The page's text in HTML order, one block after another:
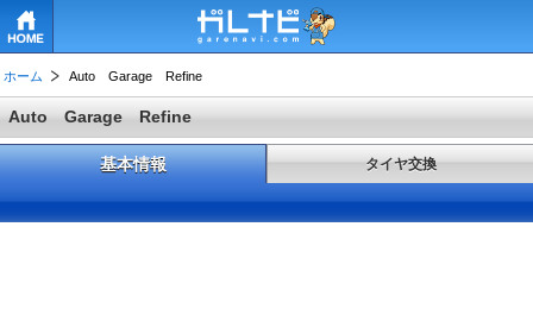
ホーム Auto Garage Refine
Auto Garage Refine
基本情報 タイヤ交換